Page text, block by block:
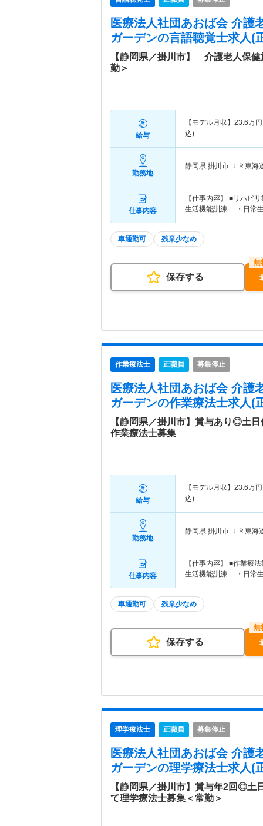
医療法人社団あおば会 介護
ガーデンの言語聴覚士求人(
【静岡県／掛川市】 介護老人保
勤＞
給与
【モデル月収】 23.6万
込)
勤務地
静岡県 掛川市 ＪＲ東海
仕事内容
【仕事内容】 ■リハ
生活機能訓練 ・日常
車通勤可 残業少なめ
保存する
作業療法士 正職員 募集停止
医療法人社団あおば会 介護
ガーデンの作業療法士求人(
【静岡県／掛川市】賞与あり◎土
作業療法士募集
給与
【モデル月収】 23.6万
込)
勤務地
静岡県 掛川市 ＪＲ東海
仕事内容
【仕事内容】 ■作業
生活機能訓練 ・日常
車通勤可 残業少なめ
保存する
理学療法士 正職員 募集停止
医療法人社団あおば会 介護
ガーデンの理学療法士求人(
【静岡県／掛川市】賞与年2回◎土
て理学療法士募集＜常勤＞